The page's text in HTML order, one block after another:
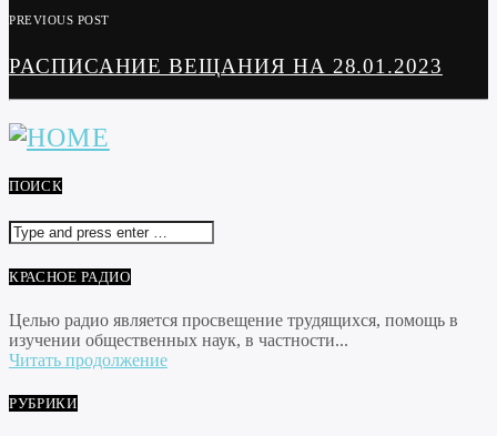
PREVIOUS POST
РАСПИСАНИЕ ВЕЩАНИЯ НА 28.01.2023
ПОИСК
КРАСНОЕ РАДИО
Целью радио является просвещение трудящихся, помощь в
изучении общественных наук, в частности...
Читать продолжение
РУБРИКИ